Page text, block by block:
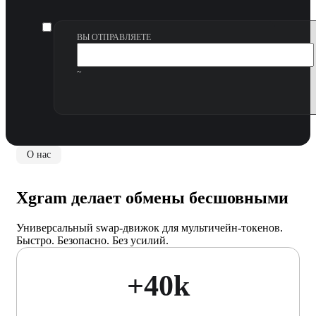
ВЫ ОТПРАВЛЯЕТЕ
~
О нас
Xgram делает обмены бесшовными
Универсальный swap-движок для мультичейн-токенов.
Быстро. Безопасно. Без усилий.
+40k